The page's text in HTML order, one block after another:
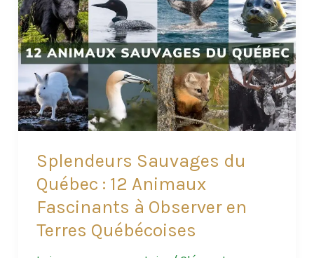
?
Guide
des
Bonnes
Pratiques
pour
les
de
Nature
Splendeurs Sauvages du
Québec : 12 Animaux
Fascinants à Observer en
Terres Québécoises